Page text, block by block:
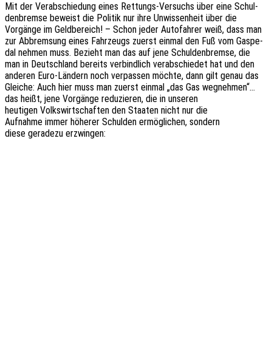
Mit der Verab­schie­dung eines Rettungs-Versuchs über eine Schul­
den­brem­se beweist die Poli­tik nur ihre Unwis­sen­heit über die
Vorgän­ge im Geld­be­reich! – Schon jeder Auto­fah­rer weiß, dass man
zur Abbrem­sung eines Fahr­zeugs zuerst einmal den Fuß vom Gaspe­
dal nehmen muss. Bezieht man das auf jene Schul­den­brem­se, die
man in Deutsch­land bereits verbind­lich verab­schie­det hat und den
ande­ren Euro-Ländern noch verpas­sen möchte, dann gilt genau das
Glei­che: Auch hier muss man zuerst einmal „das Gas wegnehmen“…
das heißt, jene Vorgän­ge redu­zie­ren, die in unseren
heuti­gen Volks­wirt­schaf­ten den Staa­ten nicht nur die
Aufnah­me immer höhe­rer Schul­den ermög­li­chen, sondern
diese gera­de­zu erzwingen: